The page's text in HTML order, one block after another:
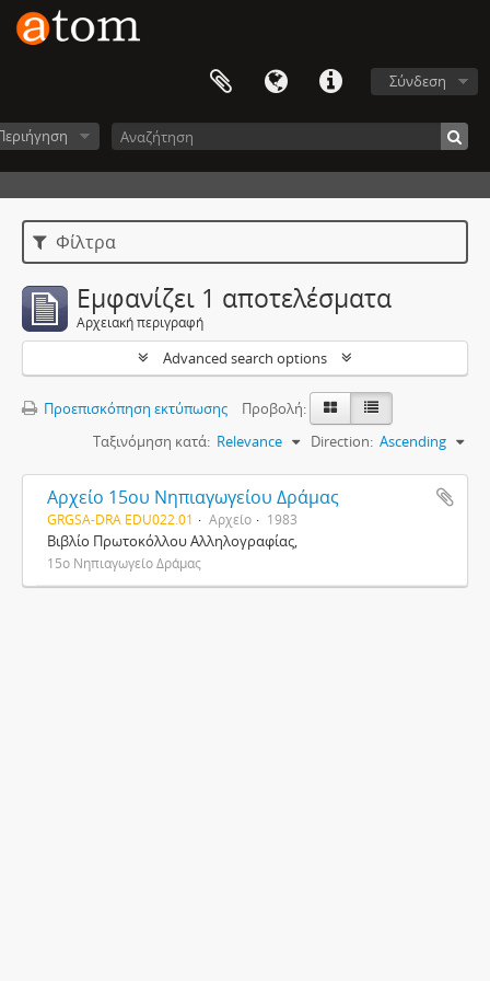
Σύνδεση
Φίλτρα
Εμφανίζει 1 αποτελέσματα
Αρχειακή περιγραφή
Advanced search options
Προεπισκόπηση εκτύπωσης
Προβολή:
Ταξινόμηση κατά: Relevance Direction: Ascending
Αρχείο 15ου Νηπιαγωγείου Δράμας
GRGSA-DRA EDU022.01 Αρχείο 1983
Βιβλίο Πρωτοκόλλου Αλληλογραφίας,
15ο Νηπιαγωγείο Δράμας